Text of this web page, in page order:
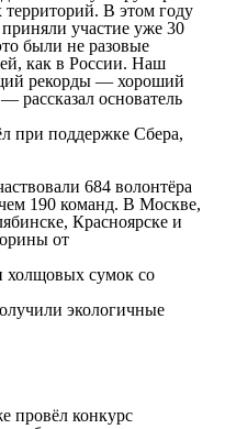
В этом году
участие уже 30
были не разовые
как в России. Наш
рекорды — хороший
рассказал основатель
при поддержке Сбера,
684 волонтёра
190 команд. В Москве,
Красноярске и
от
холщовых сумок со
экологичные
провёл конкурс